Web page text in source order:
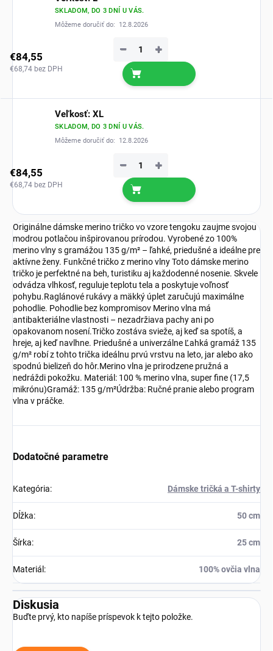
SKLADOM, DO 3 DNÍ U VÁS.
Môžeme doručiť do:
12.8.2026
€84,55
€68,74 bez DPH
+
−
Veľkosť: XL
SKLADOM, DO 3 DNÍ U VÁS.
Môžeme doručiť do:
12.8.2026
€84,55
€68,74 bez DPH
+
−
Originálne dámske merino tričko vo vzore tengoku zaujme svojou
modrou potlačou inšpirovanou prírodou. Vyrobené zo 100%
merino vlny s gramážou 135 g/m² – ľahké, priedušné a ideálne pre
aktívne ženy. Funkčné tričko z merino vlny Toto dámske merino
tričko je perfektné na beh, turistiku aj každodenné nosenie. Skvele
odvádza vlhkosť, reguluje teplotu tela a poskytuje voľnosť
pohybu.Raglánové rukávy a mäkký úplet zaručujú maximálne
pohodlie. Pohodlie bez kompromisov Merino vlna má
antibakteriálne vlastnosti – nezadržiava pachy ani po
opakovanom nosení.Tričko zostáva svieže, aj keď sa spotíš, a
hreje, aj keď navlhne. Priedušné a univerzálne Ľahká gramáž 135
g/m² robí z tohto trička ideálnu prvú vrstvu na leto, jar alebo ako
spodnú bielizeň do hôr.Merino vlna je prirodzene pružná a
nedráždi pokožku. Materiál: 100 % merino vlna, super fine (17,5
mikrónu)Gramáž: 135 g/m²Údržba: Ručné pranie alebo program
vlna v práčke.
Dodatočné parametre
Kategória: Dámske tričká a T-shirty
Dĺžka: 50 cm
Šírka: 25 cm
Materiál : 100% ovčia vlna
Diskusia
Buďte prvý, kto napíše príspevok k tejto položke.